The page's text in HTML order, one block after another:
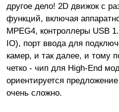
другое дело! 2D движок с
функций, включая
MPEG4, контроллеры USB
IO), порт ввода для
камер, и так далее, и тому
четко - чип для High-End
ориентируется
очень сложно.